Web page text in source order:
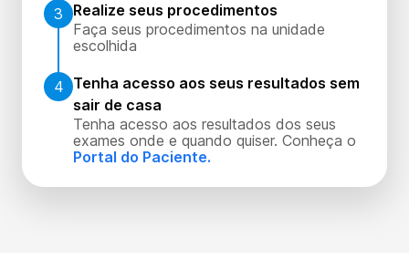
3
Realize seus procedimentos
Faça seus procedimentos na unidade
escolhida
4 Tenha acesso aos seus resultados sem
sair de casa
Tenha acesso aos resultados dos seus
exames onde e quando quiser. Conheça o
Portal do Paciente.